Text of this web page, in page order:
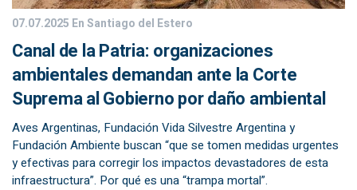
07.07.2025 En Santiago del Estero
Canal de la Patria: organizaciones
ambientales demandan ante la Corte
Suprema al Gobierno por daño ambiental
Aves Argentinas, Fundación Vida Silvestre Argentina y
Fundación Ambiente buscan “que se tomen medidas urgentes
y efectivas para corregir los impactos devastadores de esta
infraestructura”. Por qué es una “trampa mortal”.